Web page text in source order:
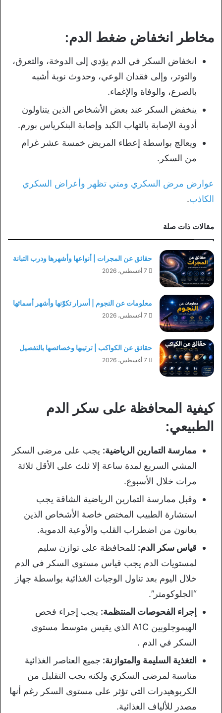
مخاطر انخفاض ضغط الدم:
انخفاض السكر في الدم يؤدي إلى الدوخة، والتعرق،
والتوتر، وإلى فقدان الوعي، وحدوث نوبة أشبه
بالصرع، والوفاة والإغماء.
ينخفض السكر عند بعض الأشخاص الذين يتناولون
أدوية الإصابة بالتهاب الكبد وإصابة البنكرياس بورم.
ويعالج بواسطة إعطاء المريض خمسة عشر غرام
من السكر.
عوارض مرض السكري ومتي تظهر وأعراض السكري
الكاذب.
مقالات ذات صلة
حقائق عن المجرات | أنواعها وأشهرها ودرب التبانة
7 أغسطس، 2026
معلومات عن النجوم | أسرار تكوّنها وأشهر أسمائها
7 أغسطس، 2026
حقائق عن الكواكب | ترتيبها وخصائصها بالتفصيل
7 أغسطس، 2026
كيفية المحافظة على سكر الدم
الطبيعي:
ممارسة التمارين الرياضية: يجب على مرضى السكر
المشي السريع لمدة ساعة إلا ثلث على الأقل ثلاثة
مرات خلال الأسبوع.
وقبل ممارسة التمارين الرياضية الشاقة يجب
استشارة الطبيب المختص خاصة الأشخاص الذين
يعانون من اضطراب القلب والأوعية الدموية.
قياس سكر الدم: للمحافظة على توازن سليم
لمستويات الدم يجب قياس مستوى السكر في الدم
خلال اليوم بعد تناول الوجبات الغذائية بواسطة جهاز
“الجلوكومتر”.
إجراء الفحوصات المنتظمة: يجب إجراء فحص
الهيموجلوبين A1C الذي يقيس متوسط مستوى
السكر في الدم .
التغذية السليمة والمتوازنة: جميع العناصر الغذائية
مناسبة لمرضى السكري ولكنه يجب التقليل من
الكربوهيدرات التي تؤثر على مستوى السكر رغم أنها
مصدر للألياف الغذائية.